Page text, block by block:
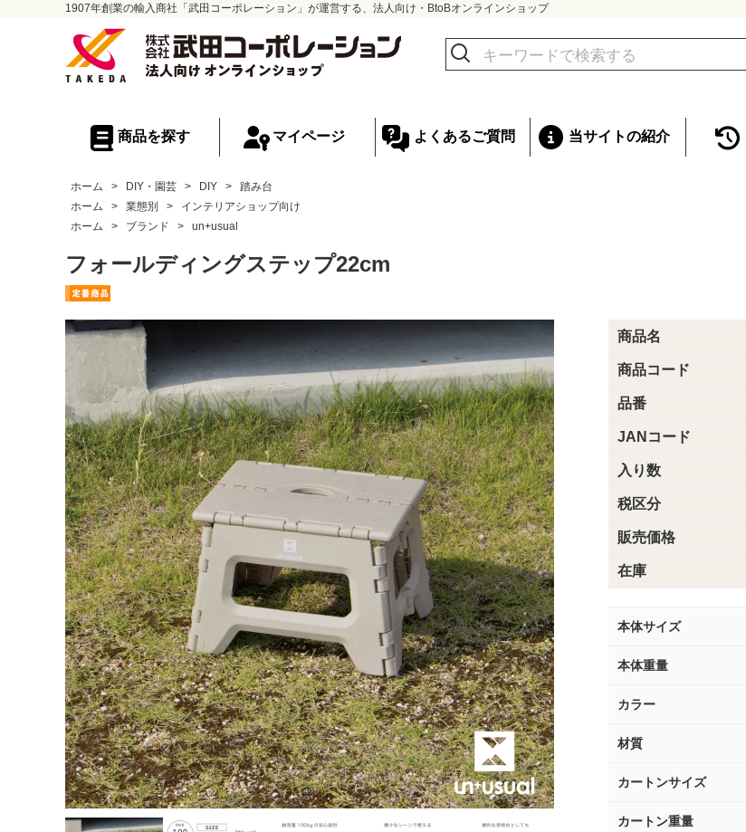
1907年創業の輸入商社「武田コーポレーション」が運営する、法人向け・BtoBオンラインショップ
商品を探す マイページ よくあるご質問 当サイトの紹介
ホーム > DIY・園芸 > DIY >
踏み台
ホーム
> 業態別 >
インテリアショップ向け
ホーム
> ブランド > un+usual
フォールディングステップ22cm
商品名
商品コード
品番
JANコード
入り数
税区分
販売価格
在庫
本体サイズ
本体重量
カラー
材質
カートンサイズ
カートン重量